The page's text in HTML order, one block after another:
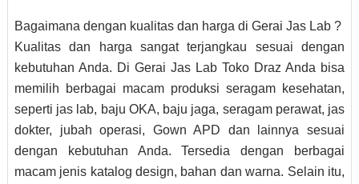
Bagaimana dengan kualitas dan harga di Gerai Jas Lab ?
Kualitas dan harga sangat terjangkau sesuai dengan
kebutuhan Anda. Di Gerai Jas Lab Toko Draz Anda bisa
memilih berbagai macam produksi seragam kesehatan,
seperti jas lab, baju OKA, baju jaga, seragam perawat, jas
dokter, jubah operasi, Gown APD dan lainnya sesuai
dengan kebutuhan Anda. Tersedia dengan berbagai
macam jenis katalog design, bahan dan warna. Selain itu,